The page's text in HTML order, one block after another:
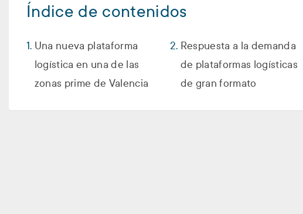
Índice de contenidos
Una nueva plataforma
logística en una de las
zonas prime de Valencia
Respuesta a la demanda
de plataformas logísticas
de gran formato